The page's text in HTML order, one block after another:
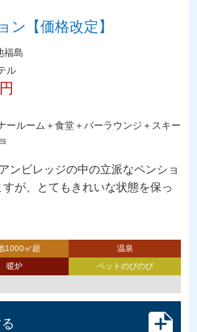
ン【価格改定】
福島
ル
ールーム＋食堂＋バーラウンジ＋スキー
ンビレッジの中の立派なペンショ
が、とてもきれいな状態を保っ
1000㎡超
温泉
暖炉
ペットのびのび